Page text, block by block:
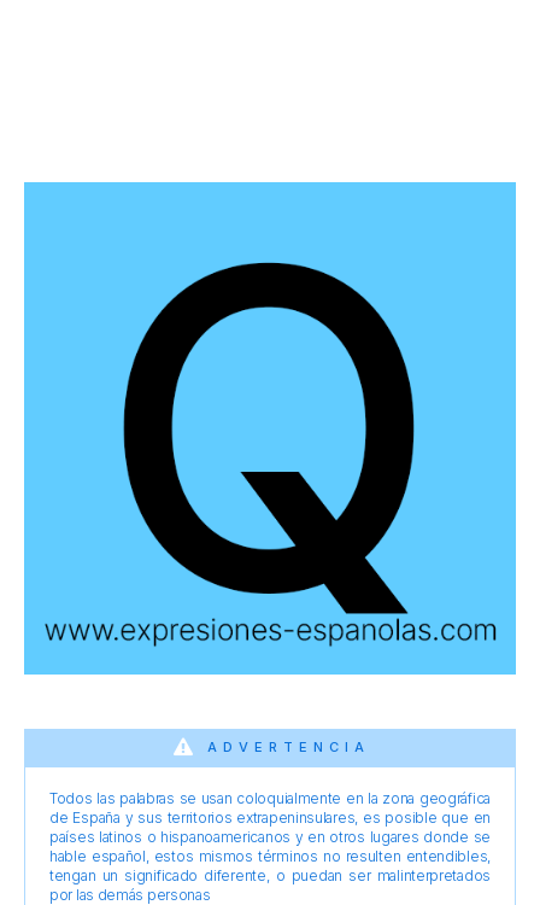
ADVERTENCIA
Todos las palabras se usan coloquialmente en la zona geográfica
de España y sus territorios extrapeninsulares, es posible que en
países latinos o hispanoamericanos y en otros lugares donde se
hable español, estos mismos términos no resulten entendibles,
tengan un significado diferente, o puedan ser malinterpretados
por las demás personas